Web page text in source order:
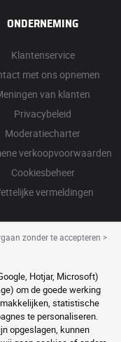
ONDERNEMING
Klantenservice
met ons opnemen
van klanten
Privacybeleid
Moderatiecharter
verkoopvoorwaarden
Cookiesbeheer
vermeldingen
zonder te accepteren >
Hotjar, Microsoft)
om de goede werking
statistische
te personaliseren.
opgeslagen, kunnen